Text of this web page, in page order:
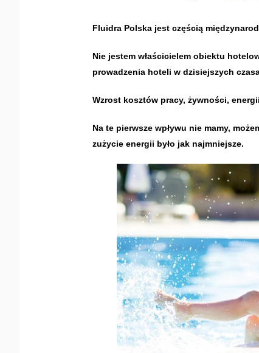
Fluidra Polska jest częścią
Nie jestem właścicielem obiektu
prowadzenia hoteli w dzisiejszych
Wzrost kosztów pracy, żywności,
Na te pierwsze wpływu nie mamy,
zużycie energii było jak najmniejsze.